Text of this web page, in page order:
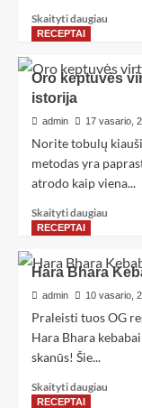
Skaityti daugiau
RECEPTAI
Oro keptuvės
istorija
admin 17 vasario,
Norite tobulų
metodas yra
atrodo kaip viena...
Skaityti daugiau
RECEPTAI
Hara Bhara
admin 10 vasario,
Praleisti tuos OG
Hara Bhara
skanūs! Šie...
Skaityti daugiau
RECEPTAI